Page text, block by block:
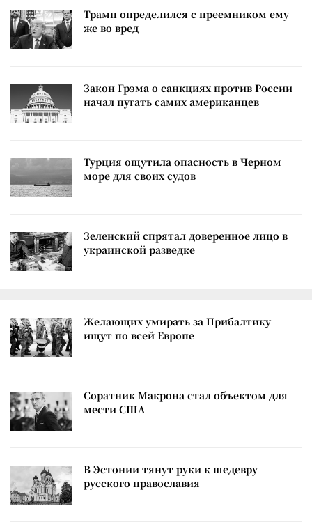
Трамп определился с преемником ему
же во вред
Закон Грэма о санкциях против России
начал пугать самих американцев
Турция ощутила опасность в Черном
море для своих судов
Зеленский спрятал доверенное лицо в
украинской разведке
Желающих умирать за Прибалтику
ищут по всей Европе
Соратник Макрона стал объектом для
мести США
В Эстонии тянут руки к шедевру
русского православия